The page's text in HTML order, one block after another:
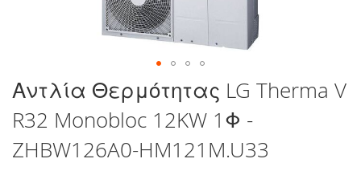
Μετάβαση
στην
αρχή
της
συλλογής
εικόνων
Αντλία Θερμότητας LG Therma V
R32 Monobloc 12KW 1Φ -
ZHBW126A0-HM121M.U33